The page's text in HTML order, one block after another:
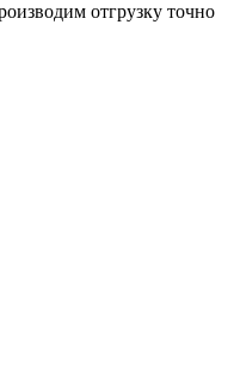
отгрузку точно